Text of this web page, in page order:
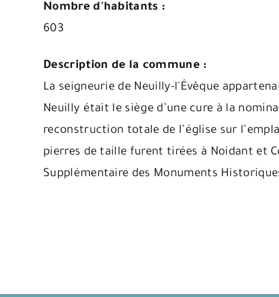
Nombre d'habitants :
603
Description de la commune :
La seigneurie de Neuilly-l'Évêque
Neuilly était le siège d’une cure à la
reconstruction totale de l’église sur
pierres de taille furent tirées à Noidant et
Supplémentaire des Monuments